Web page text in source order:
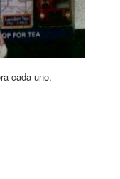
cada uno.